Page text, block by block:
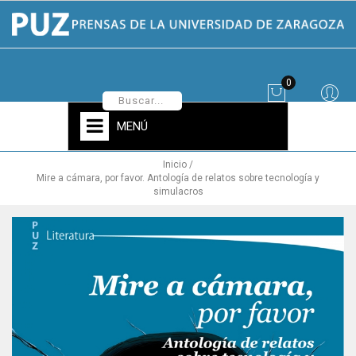
0
MENÚ
Inicio
Mire a cámara, por favor. Antología de relatos sobre tecnología y
simulacros